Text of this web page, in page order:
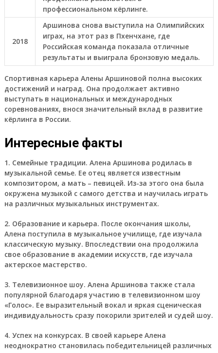
профессиональном кёрлинге.
2018
Аршинова снова выступила на Олимпийских
играх, на этот раз в Пхенчхане, где
Российская команда показала отличные
результаты и выиграла бронзовую медаль.
Спортивная карьера Алены Аршиновой полна высоких
достижений и наград. Она продолжает активно
выступать в национальных и международных
соревнованиях, внося значительный вклад в развитие
кёрлинга в России.
Интересные факты
1. Семейные традиции. Алена Аршинова родилась в
музыкальной семье. Ее отец является известным
композитором, а мать – певицей. Из-за этого она была
окружена музыкой с самого детства и научилась играть
на различных музыкальных инструментах.
2. Образование и карьера. После окончания школы,
Алена поступила в музыкальное училище, где изучала
классическую музыку. Впоследствии она продолжила
свое образование в академии искусств, где изучала
актерское мастерство.
3. Телевизионное шоу. Алена Аршинова также стала
популярной благодаря участию в телевизионном шоу
«Голос». Ее выразительный вокал и яркая сценическая
индивидуальность сразу покорили зрителей и судей шоу.
4. Успех на конкурсах. В своей карьере Алена
неоднократно становилась победительницей различных